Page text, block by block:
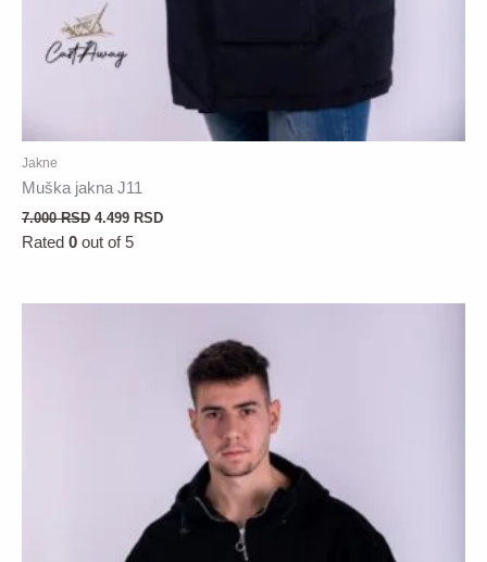
Jakne
Muška jakna J11
7.000RSD 4.499 RSD
Rated 0 out of 5